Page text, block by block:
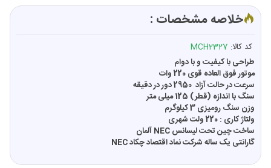
خلاصه مشخصات :
کد کالا: MCH2327
طراحی با کیفیت و با دوام
موتور فوق العاده قوی 220 وات
سرعت در حالت آزاد 2950 دور در دقیقه
سنگ با اندازه (قطر) 125 میلی متر
وزن سنگ رومیزی 3 کیلوگرم
ولتاژ کاری : 220 ولت شهری
ساخت چین تحت لیسانس NEC آلمان
گارانتی یک ساله شرکت نماد اقتصاد چکاد NEC